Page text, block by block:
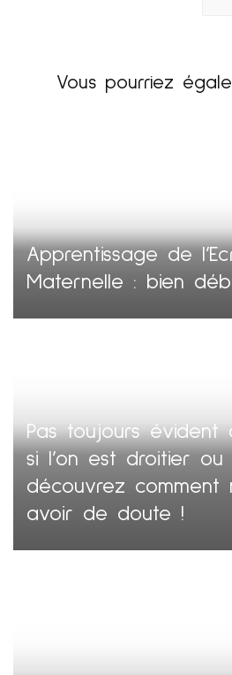
Vous pourriez
Apprentissage de
Maternelle : bien
Pas toujours évident
si l’on est droitier
découvrez comment
avoir de doute !